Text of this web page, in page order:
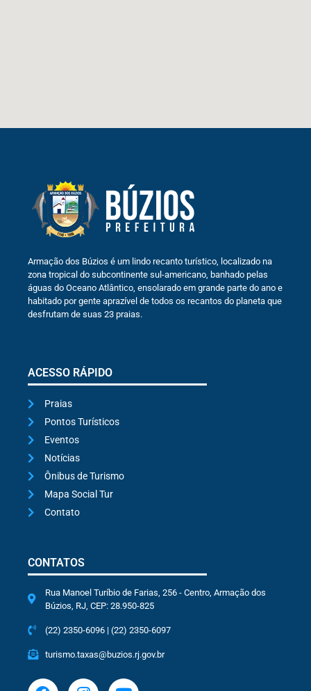
Armação dos Búzios é um lindo recanto turístico, localizado na
zona tropical do subcontinente sul-americano, banhado pelas
águas do Oceano Atlântico, ensolarado em grande parte do ano e
habitado por gente aprazível de todos os recantos do planeta que
desfrutam de suas 23 praias.
ACESSO RÁPIDO
Praias
Pontos Turísticos
Eventos
Notícias
Ônibus de Turismo
Mapa Social Tur
Contato
CONTATOS
Rua Manoel Turíbio de Farias, 256 - Centro, Armação dos
Búzios, RJ, CEP: 28.950-825
(22) 2350-6096 | (22) 2350-6097
turismo.taxas@buzios.rj.gov.br